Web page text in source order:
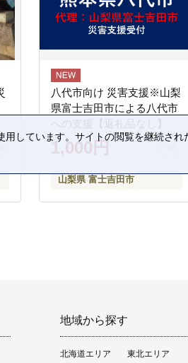
八代市向け 災害支援※山梨
県富士吉田市による八代市
への支援【返礼品なし】
1,000円
山梨県 富士吉田市
地域から探す
北海道エリア 東北エリア
しています。サイトの閲覧を継続さ